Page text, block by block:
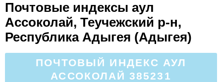
Почтовые индексы аул
Ассоколай, Теучежский р-н,
Республика Адыгея (Адыгея)
ПОЧТОВЫЙ ИНДЕКС АУЛ
АССОКОЛАЙ 385231